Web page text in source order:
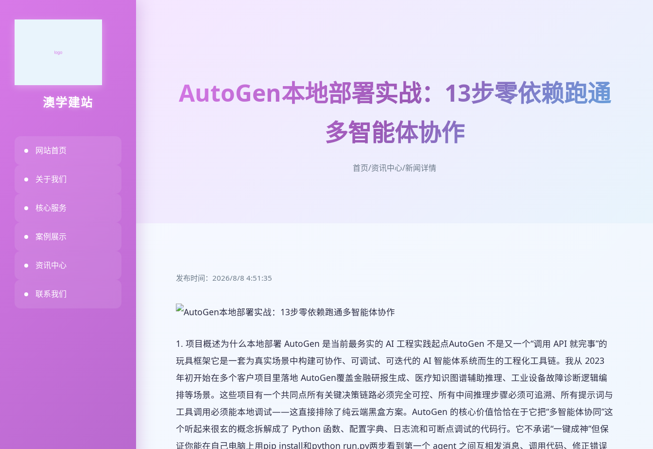
澳学建站
网站首页
关于我们
核心服务
案例展示
资讯中心
联系我们
AutoGen本地部署实战：13步零依赖跑通
多智能体协作
首页/资讯中心/新闻详情
发布时间：2026/8/8 4:51:35
1. 项目概述为什么本地部署 AutoGen 是当前最务实的 AI 工程实践起点AutoGen 不是又一个“调用 API 就完事”的
玩具框架它是一套为真实场景中构建可协作、可调试、可迭代的 AI 智能体系统而生的工程化工具链。我从 2023
年初开始在多个客户项目里落地 AutoGen覆盖金融研报生成、医疗知识图谱辅助推理、工业设备故障诊断逻辑编
排等场景。这些项目有一个共同点所有关键决策链路必须完全可控、所有中间推理步骤必须可追溯、所有提示词与
工具调用必须能本地调试——这直接排除了纯云端黑盒方案。AutoGen 的核心价值恰恰在于它把“多智能体协同”这
个听起来很玄的概念拆解成了 Python 函数、配置字典、日志流和可断点调试的代码行。它不承诺“一键成神”但保
证你能在自己电脑上用pip install和python run.py两步看到第一个 agent 之间互相发消息、调用代码、修正错误